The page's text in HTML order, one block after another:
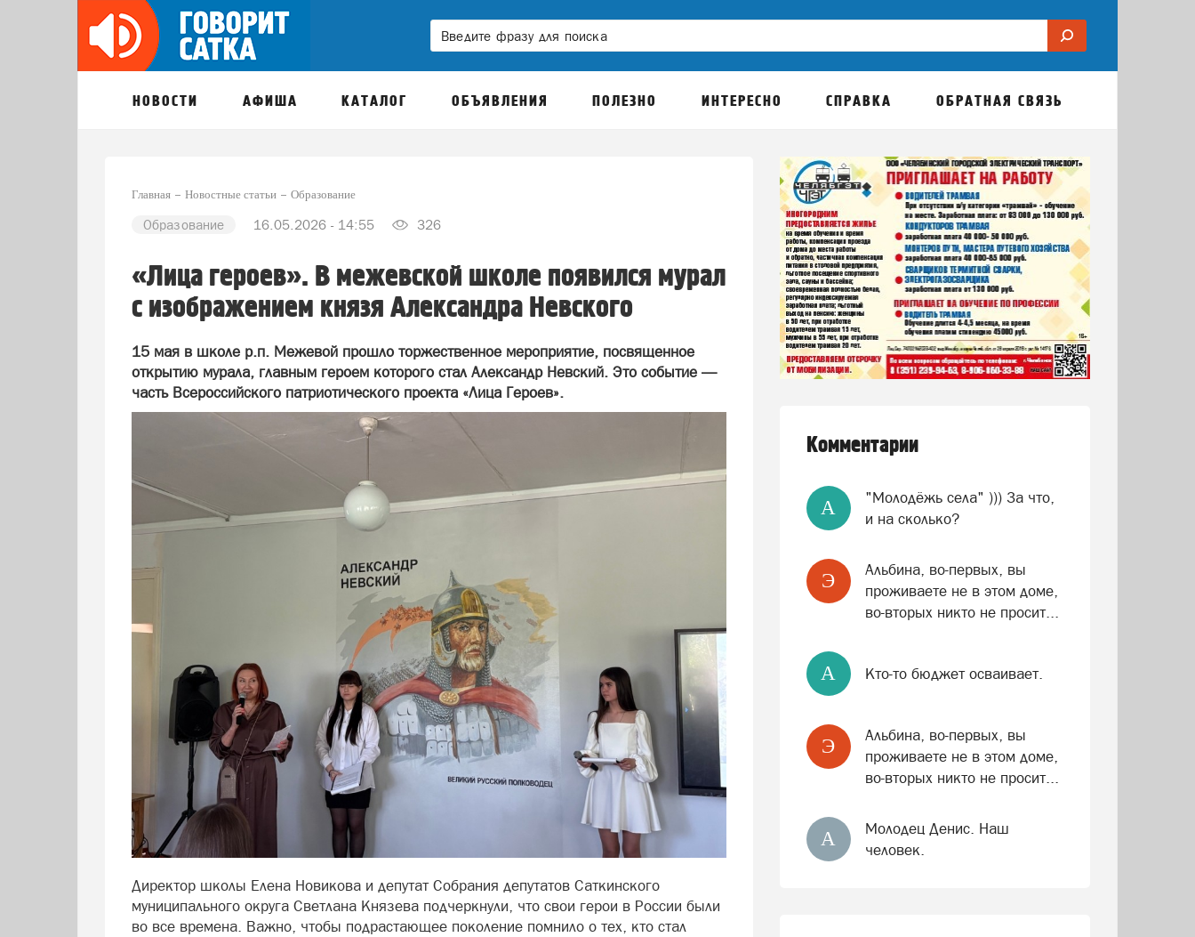
НОВОСТИ АФИША КАТАЛОГ ОБЪЯВЛЕНИЯ ПОЛЕЗНО ИНТЕРЕСНО СПРАВКА ОБРАТНАЯ СВЯЗЬ
Главная Новостные статьи Образование
Образование 16.05.2026 - 14:55 326
«Лица героев». В межевской школе появился мурал
с изображением князя Александра Невского
15 мая в школе р.п. Межевой прошло торжественное мероприятие, посвященное
открытию мурала, главным героем которого стал Александр Невский. Это событие —
часть Всероссийского патриотического проекта «Лица Героев».
Директор школы Елена Новикова и депутат Собрания депутатов Саткинского
муниципального округа Светлана Князева подчеркнули, что свои герои в России были
во все времена. Важно, чтобы подрастающее поколение помнило о тех, кто стал
Комментарии
A
"Молодёжь села" ))) За что,
и на сколько?
Э
Альбина, во-первых, вы
проживаете не в этом доме,
во-вторых никто не просит...
A Кто-то бюджет осваивает.
Э
Альбина, во-первых, вы
проживаете не в этом доме,
во-вторых никто не просит...
А
Молодец Денис. Наш
человек.